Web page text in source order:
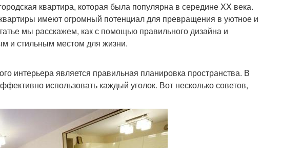
квартира, которая была популярна в середине XX века.
имеют огромный потенциал для превращения в уютное и
мы расскажем, как с помощью правильного дизайна и
и стильным местом для жизни.
интерьера является правильная планировка пространства. В
использовать каждый уголок. Вот несколько советов,